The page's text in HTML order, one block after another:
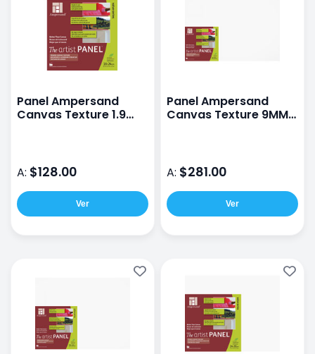
Panel Ampersand
Canvas Texture 1.9
A: $128.00
Ver
Panel Ampersand
Canvas Texture 9MM
A: $281.00
Ver